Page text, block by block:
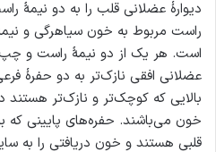
دیوارهٔ عضلانی قلب را به دو
راست مربوط به خون سیاهرگی و
است. هر یک از دو نیمهٔ راست و چپ
عضلانی افقی نازک‌تر به دو حفرهٔ
بالایی که کوچک‌تر و نازک‌تر هستند
خون می‌باشند. حفره‌های پایینی که
قلبی هستند و خون دریافتی را به